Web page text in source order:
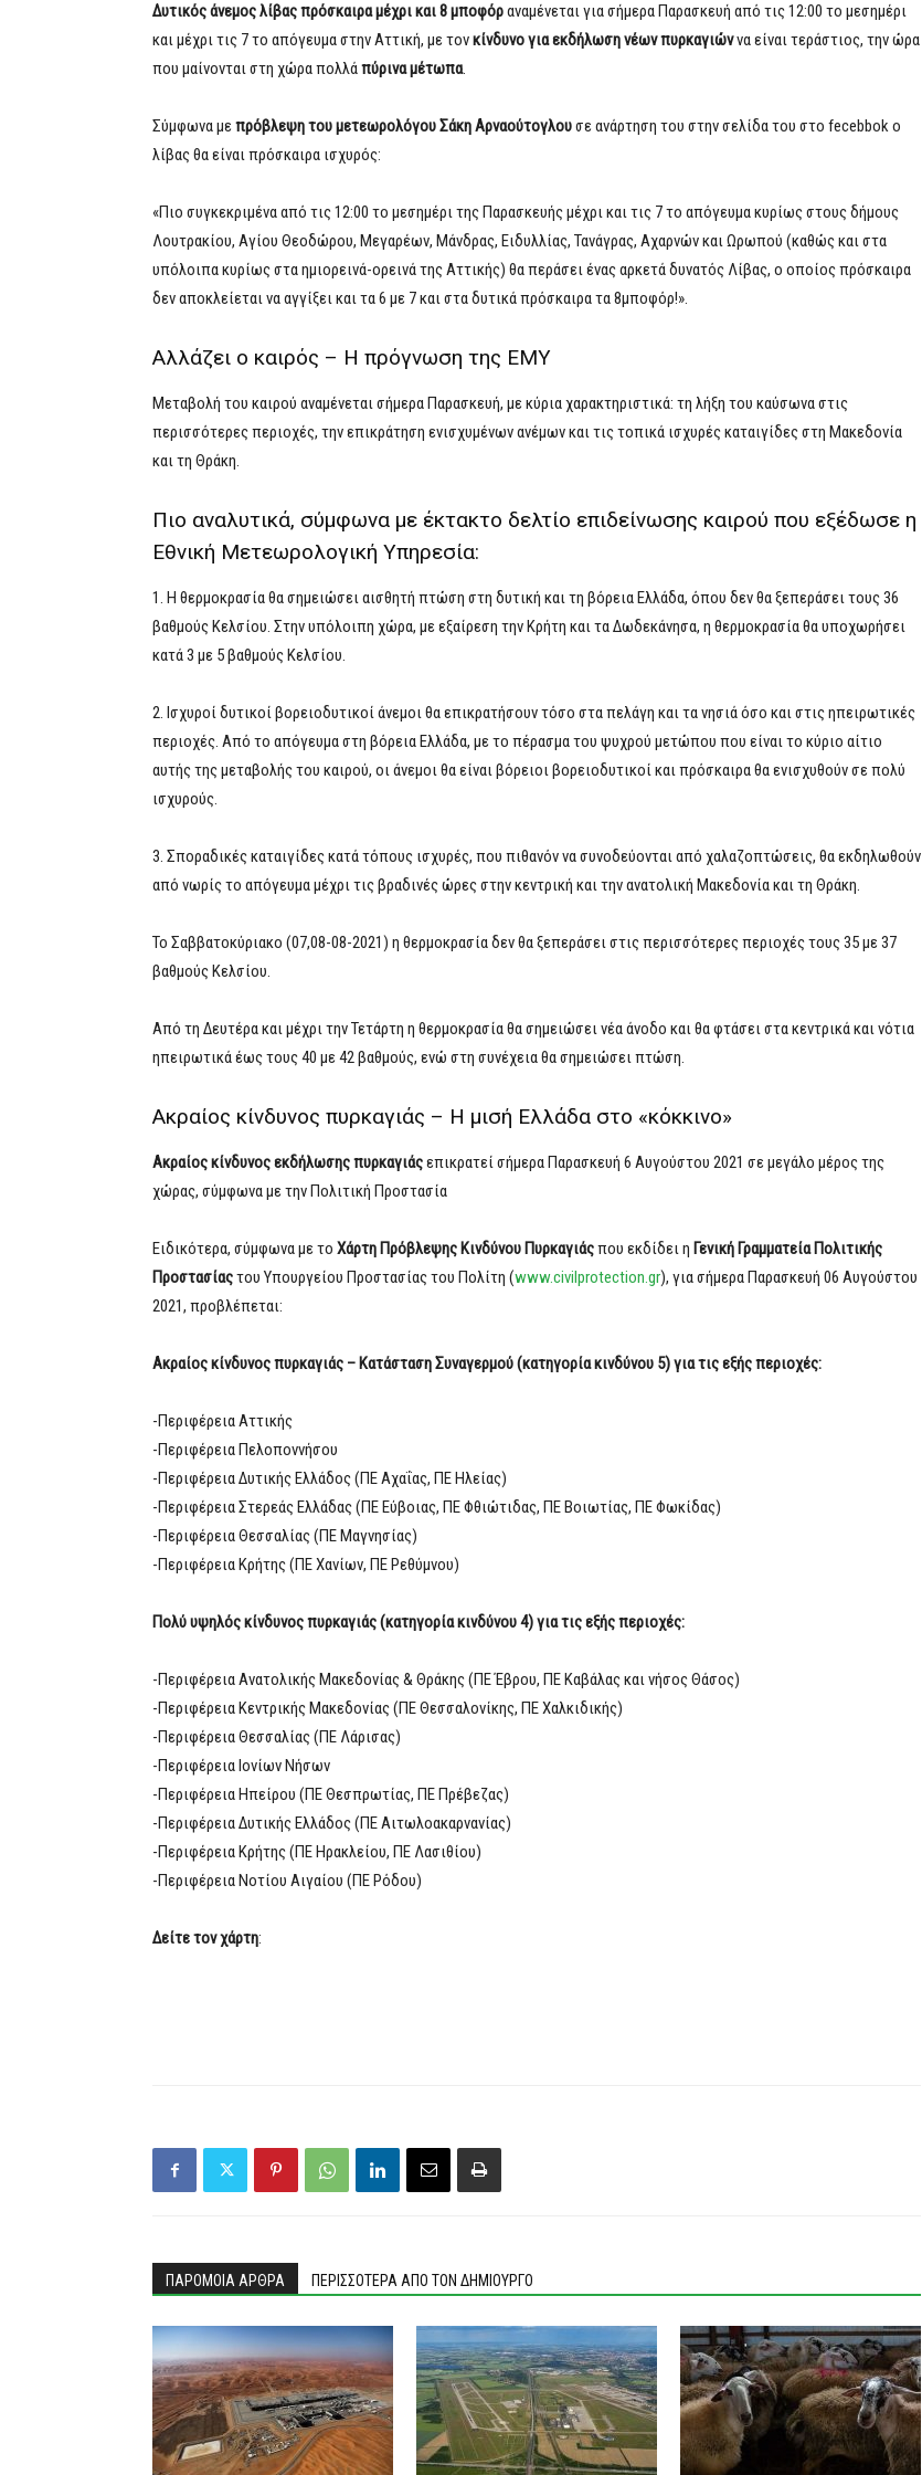
Δυτικός άνεμος λίβαςπρόσκαιρα μέχρι και 8 μποφόραναμένεται για σήμερα Παρασκευή από τις 12:00 το μεσημέρι
και μέχρι τις 7 το απόγευμα στην Αττική, με τονκίνδυνο για εκδήλωση νέων πυρκαγιώννα είναι τεράστιος, την ώρα
που μαίνονται στη χώρα πολλάπύρινα μέτωπα.
Σύμφωνα με πρόβλεψη του μετεωρολόγου Σάκη Αρναούτογλουσε ανάρτηση του στην σελίδα του στο fecebbok ο
λίβας θα είναι πρόσκαιρα ισχυρός:
«Πιο συγκεκριμένα από τις 12:00 το μεσημέρι της Παρασκευής μέχρι και τις 7 το απόγευμα κυρίως στους δήμους
Λουτρακίου, Αγίου Θεοδώρου, Μεγαρέων, Μάνδρας, Ειδυλλίας, Τανάγρας, Αχαρνών και Ωρωπού (καθώς και στα
υπόλοιπα κυρίως στα ημιορεινά-ορεινά της Αττικής) θα περάσει ένας αρκετά δυνατός Λίβας, ο οποίος πρόσκαιρα
δεν αποκλείεται να αγγίξει και τα 6 με 7 και στα δυτικά πρόσκαιρα τα 8μποφόρ!».
Αλλάζει ο καιρός – Η πρόγνωση της ΕΜΥ
Μεταβολή του καιρού αναμένεται σήμερα Παρασκευή, με κύρια χαρακτηριστικά: τη λήξη του καύσωνα στις
περισσότερες περιοχές, την επικράτηση ενισχυμένων ανέμων και τις τοπικά ισχυρές καταιγίδες στη Μακεδονία
και τη Θράκη.
Πιο αναλυτικά, σύμφωνα με έκτακτο δελτίο επιδείνωσης καιρού που εξέδωσε η
Εθνική Μετεωρολογική Υπηρεσία:
1. Η θερμοκρασία θα σημειώσει αισθητή πτώση στη δυτική και τη βόρεια Ελλάδα, όπου δεν θα ξεπεράσει τους 36
βαθμούς Κελσίου. Στην υπόλοιπη χώρα, με εξαίρεση την Κρήτη και τα Δωδεκάνησα, η θερμοκρασία θα υποχωρήσει
κατά 3 με 5 βαθμούς Κελσίου.
2. Ισχυροί δυτικοί βορειοδυτικοί άνεμοι θα επικρατήσουν τόσο στα πελάγη και τα νησιά όσο και στις ηπειρωτικές
περιοχές. Από το απόγευμα στη βόρεια Ελλάδα, με το πέρασμα του ψυχρού μετώπου που είναι το κύριο αίτιο
αυτής της μεταβολής του καιρού, οι άνεμοι θα είναι βόρειοι βορειοδυτικοί και πρόσκαιρα θα ενισχυθούν σε πολύ
ισχυρούς.
3. Σποραδικές καταιγίδες κατά τόπους ισχυρές, που πιθανόν να συνοδεύονται από χαλαζοπτώσεις, θα εκδηλωθούν
από νωρίς το απόγευμα μέχρι τις βραδινές ώρες στην κεντρική και την ανατολική Μακεδονία και τη Θράκη.
Το Σαββατοκύριακο (07,08-08-2021) η θερμοκρασία δεν θα ξεπεράσει στις περισσότερες περιοχές τους 35 με 37
βαθμούς Κελσίου.
Από τη Δευτέρα και μέχρι την Τετάρτη η θερμοκρασία θα σημειώσει νέα άνοδο και θα φτάσει στα κεντρικά και νότια
ηπειρωτικά έως τους 40 με 42 βαθμούς, ενώ στη συνέχεια θα σημειώσει πτώση.
Ακραίος κίνδυνος πυρκαγιάς – Η μισή Ελλάδα στο «κόκκινο»
Ακραίος κίνδυνος εκδήλωσης πυρκαγιάςεπικρατεί σήμερα Παρασκευή 6 Αυγούστου 2021 σε μεγάλο μέρος της
χώρας, σύμφωνα με την Πολιτική Προστασία
Ειδικότερα, σύμφωνα με το Χάρτη Πρόβλεψης Κινδύνου Πυρκαγιάςπου εκδίδει η Γενική Γραμματεία Πολιτικής
Προστασίαςτου Υπουργείου Προστασίας του Πολίτη (www.civilprotection.gr), για σήμερα Παρασκευή 06 Αυγούστου
2021, προβλέπεται:
Ακραίος κίνδυνος πυρκαγιάς – Κατάσταση Συναγερμού (κατηγορία κινδύνου 5) για τις εξής περιοχές:
-Περιφέρεια Αττικής
-Περιφέρεια Πελοποννήσου
-Περιφέρεια Δυτικής Ελλάδος (ΠΕ Αχαΐας, ΠΕ Ηλείας)
-Περιφέρεια Στερεάς Ελλάδας (ΠΕ Εύβοιας, ΠΕ Φθιώτιδας, ΠΕ Βοιωτίας, ΠΕ Φωκίδας)
-Περιφέρεια Θεσσαλίας (ΠΕ Μαγνησίας)
-Περιφέρεια Κρήτης (ΠΕ Χανίων, ΠΕ Ρεθύμνου)
Πολύ υψηλός κίνδυνος πυρκαγιάς (κατηγορία κινδύνου 4) για τις εξής περιοχές:
-Περιφέρεια Ανατολικής Μακεδονίας & Θράκης (ΠΕ Έβρου, ΠΕ Καβάλας και νήσος Θάσος)
-Περιφέρεια Κεντρικής Μακεδονίας (ΠΕ Θεσσαλονίκης, ΠΕ Χαλκιδικής)
-Περιφέρεια Θεσσαλίας (ΠΕ Λάρισας)
-Περιφέρεια Ιονίων Νήσων
-Περιφέρεια Ηπείρου (ΠΕ Θεσπρωτίας, ΠΕ Πρέβεζας)
-Περιφέρεια Δυτικής Ελλάδος (ΠΕ Αιτωλοακαρνανίας)
-Περιφέρεια Κρήτης (ΠΕ Ηρακλείου, ΠΕ Λασιθίου)
-Περιφέρεια Νοτίου Αιγαίου (ΠΕ Ρόδου)
Δείτε τον χάρτη:
ΠΑΡΟΜΟΙΑ ΑΡΘΡΑ ΠΕΡΙΣΣΟΤΕΡΑ ΑΠΟ ΤΟΝ ΔΗΜΙΟΥΡΓΟ